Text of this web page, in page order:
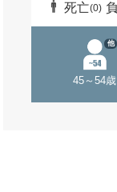
死亡(0)
45～54歳
他